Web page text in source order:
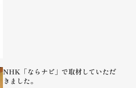
NHK「ならナビ」で取材していただ
きました。